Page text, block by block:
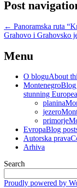
Post
← Panoramska ruta
Grahovo i Grahovsko
Menu
O bloguAbout
MontenegroBlog
stunning
planina
jezero
primorje
EvropaBlog
Autorska prava
Arhiva
Search
Proudly powered by